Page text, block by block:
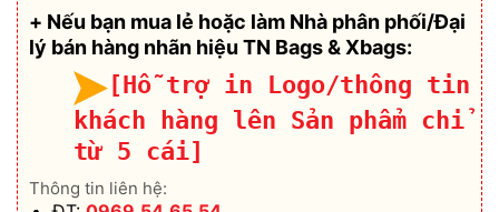
+ Nếu bạn mua lẻ hoặc làm Nhà phân phối/Đại
lý bán hàng nhãn hiệu TN Bags & Xbags:
[Hỗ trợ in Logo/thông tin
khách hàng lên Sản phẩm chỉ
từ 5 cái]
Thông tin liên hệ: